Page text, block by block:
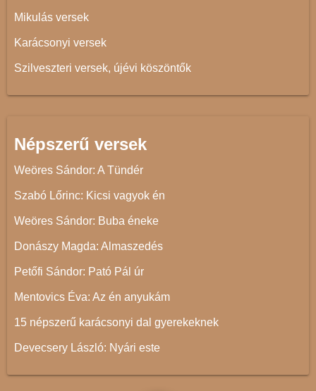
Mikulás versek
Karácsonyi versek
Szilveszteri versek, újévi köszöntők
Népszerű versek
Weöres Sándor: A Tündér
Szabó Lőrinc: Kicsi vagyok én
Weöres Sándor: Buba éneke
Donászy Magda: Almaszedés
Petőfi Sándor: Pató Pál úr
Mentovics Éva: Az én anyukám
15 népszerű karácsonyi dal gyerekeknek
Devecsery László: Nyári este